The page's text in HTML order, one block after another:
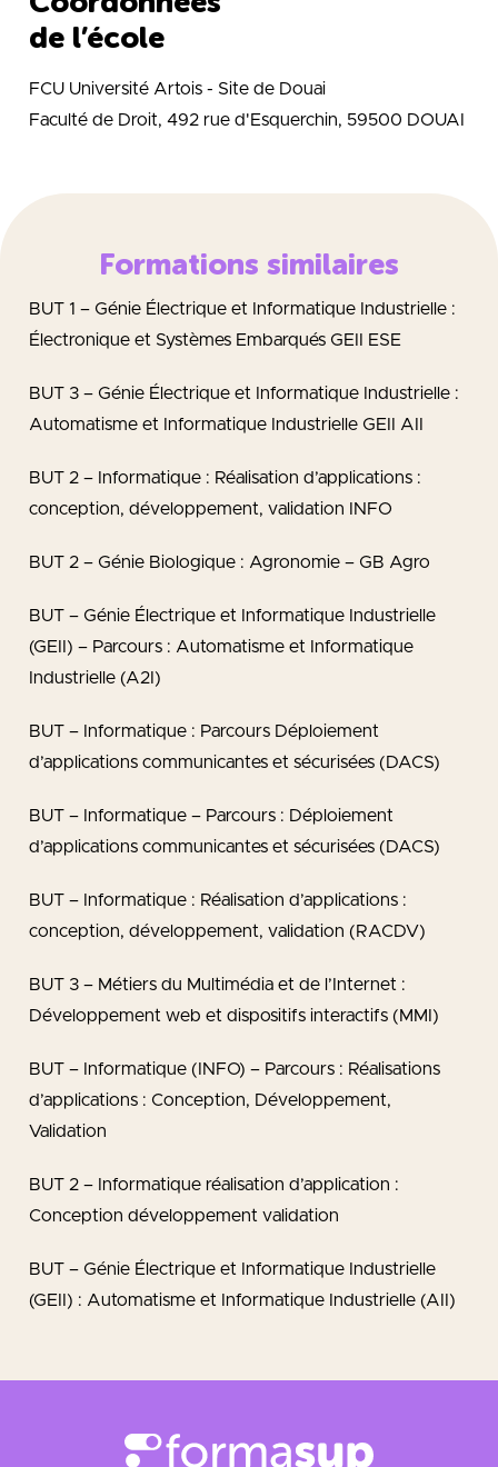
de l’école
FCU Université Artois - Site de Douai
Faculté de Droit, 492 rue d'Esquerchin, 59500 DOUAI
Formations similaires
BUT 1 – Génie Électrique et Informatique Industrielle :
Électronique et Systèmes Embarqués GEII ESE
BUT 3 – Génie Électrique et Informatique Industrielle :
Automatisme et Informatique Industrielle GEII AII
BUT 2 – Informatique : Réalisation d’applications :
conception, développement, validation INFO
BUT 2 – Génie Biologique : Agronomie – GB Agro
BUT – Génie Électrique et Informatique Industrielle
(GEII) – Parcours : Automatisme et Informatique
Industrielle (A2I)
BUT – Informatique : Parcours Déploiement
d’applications communicantes et sécurisées (DACS)
BUT – Informatique – Parcours : Déploiement
d’applications communicantes et sécurisées (DACS)
BUT – Informatique : Réalisation d’applications :
conception, développement, validation (RACDV)
BUT 3 – Métiers du Multimédia et de l’Internet :
Développement web et dispositifs interactifs (MMI)
BUT – Informatique (INFO) – Parcours : Réalisations
d’applications : Conception, Développement,
Validation
BUT 2 – Informatique réalisation d’application :
Conception développement validation
BUT – Génie Électrique et Informatique Industrielle
(GEII) : Automatisme et Informatique Industrielle (AII)